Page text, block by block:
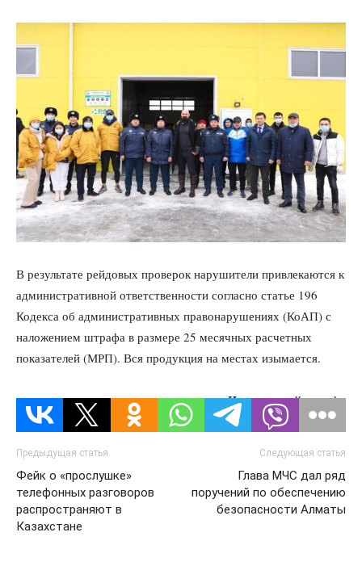
В результате рейдовых проверок нарушители привлекаются к
административной ответственности согласно статье 196
Кодекса об административных правонарушениях (КоАП) с
наложением штрафа в размере 25 месячных расчетных
показателей (МРП). Вся продукция на местах изымается.
Источник: dknews.kz
Предыдущая статья
Фейк о «прослушке»
телефонных разговоров
распространяют в
Казахстане
Следующая статья
Глава МЧС дал ряд
поручений по обеспечению
безопасности Алматы